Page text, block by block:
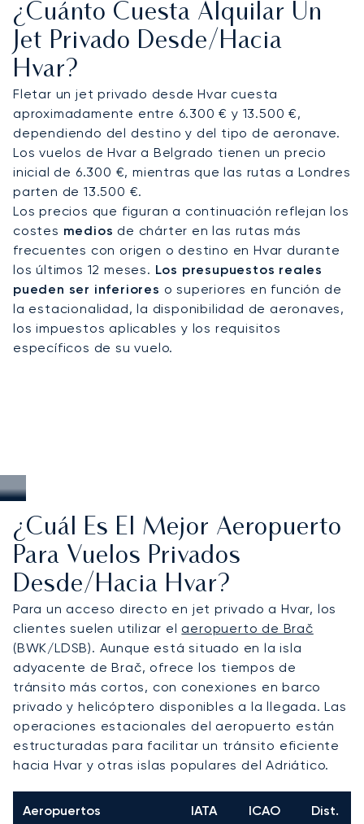
de Brač (BWK) admite jets privados más pequeños
y ofrece un acceso ligeramente más cercano a la
isla. Desde estos puntos de acceso, los viajeros
continúan su trayecto en yate, coche con chófer
o helicóptero hasta sus villas privadas, resorts y
las cercanas islas Pakleni.
Con dos décadas de experiencia, LunaJets fue el
primer bróker de aviación privada europeo en
recibir la certificación Argus®, lo que refleja unos
rigurosos estándares de seguridad y una
excelencia en el servicio. En Hvar, esta experiencia
garantiza llegadas discretas durante la ajetreada
temporada de verano, traslados eficientes a
yates y villas, y un acceso personalizado a los
principales atractivos culturales y de ocio
nocturno de la isla.
¿Cuánto Cuesta Alquilar Un
Jet Privado Desde/hacia
Hvar?
Fletar un jet privado desde Hvar cuesta
aproximadamente entre 6.300 € y 13.500 €,
dependiendo del destino y del tipo de aeronave.
Los vuelos de Hvar a Belgrado tienen un precio
inicial de 6.300 €, mientras que las rutas a Londres
parten de 13.500 €.
Los precios que figuran a continuación reflejan los
costes medios de chárter en las rutas más
frecuentes con origen o destino en Hvar durante
los últimos 12 meses. Los presupuestos reales
pueden ser inferiores o superiores en función de
la estacionalidad, la disponibilidad de aeronaves,
los impuestos aplicables y los requisitos
específicos de su vuelo.
¿Cuál Es El Mejor Aeropuerto
Para Vuelos Privados
Desde/hacia Hvar?
Para un acceso directo en jet privado a Hvar, los
clientes suelen utilizar el aeropuerto de Brač
(BWK/LDSB). Aunque está situado en la isla
adyacente de Brač, ofrece los tiempos de
tránsito más cortos, con conexiones en barco
privado y helicóptero disponibles a la llegada. Las
operaciones estacionales del aeropuerto están
estructuradas para facilitar un tránsito eficiente
hacia Hvar y otras islas populares del Adriático.
Aeropuertos IATA ICAO Dist.